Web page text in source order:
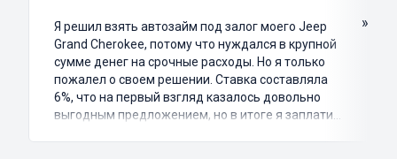
Я решил взять автозайм под залог моего Jeep
Grand Cherokee, потому что нуждался в крупной
сумме денег на срочные расходы. Но я только
пожалел о своем решении. Ставка составляла
6%, что на первый взгляд казалось довольно
выгодным предложением, но в итоге я заплатил
»